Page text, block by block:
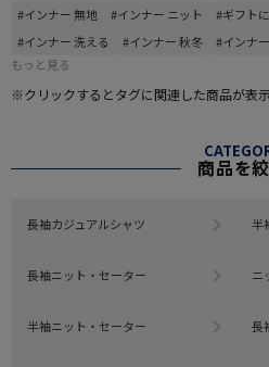
#インナー 無地 #インナー ニット
#ギフト
#インナー 洗える
#インナー 秋冬 #インナ
もっと見る
※クリックするとタグに関連した商品が表示
商品を
長袖カジュアルシャツ 半
長袖ニット・セーター ニ
半袖ニット・セーター 長